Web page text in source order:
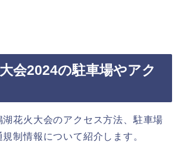
会2024の駐車場やアク
湖花火大会のアクセス方法、駐車場
制情報について紹介します。